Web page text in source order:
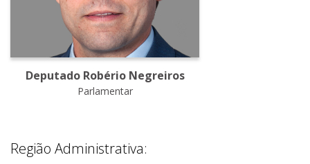
Deputado Robério Negreiros
Parlamentar
Região Administrativa: